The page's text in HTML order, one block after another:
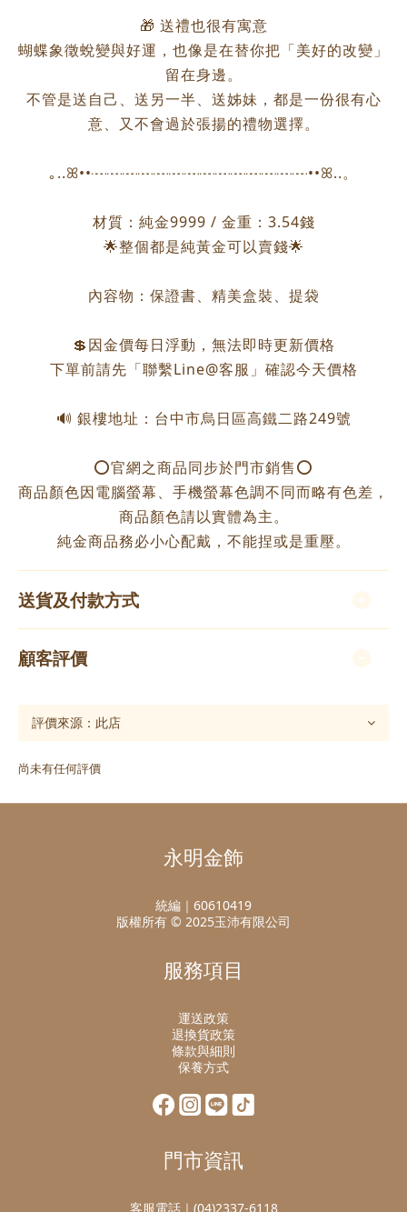
🎁 送禮也很有寓意
蝴蝶象徵蛻變與好運，也像是在替你把「美好的改變」
留在身邊。
不管是送自己、送另一半、送姊妹，都是一份很有心
意、又不會過於張揚的禮物選擇。
｡..ꕤ••┈┈┈┈┈┈┈┈┈┈┈┈┈┈••ꕤ..。
材質：純金9999 / 金重：3.54錢
🌟整個都是純黃金可以賣錢🌟
內容物：保證書、精美盒裝、提袋
💲因金價每日浮動，無法即時更新價格
下單前請先「聯繫Line@客服」確認今天價格
🔊 銀樓地址：台中市烏日區高鐵二路249號
⭕️官網之商品同步於門市銷售⭕️
商品顏色因電腦螢幕、手機螢幕色調不同而略有色差，
商品顏色請以實體為主。
純金商品務必小心配戴，不能捏或是重壓。
送貨及付款方式
顧客評價
尚未有任何評價
永明金飾
統編｜60610419
版權所有 © 2025玉沛有限公司
服務項目
運送政策
退換貨政策
條款與細則
保養方式
門市資訊
客服電話｜(04)2337-6118